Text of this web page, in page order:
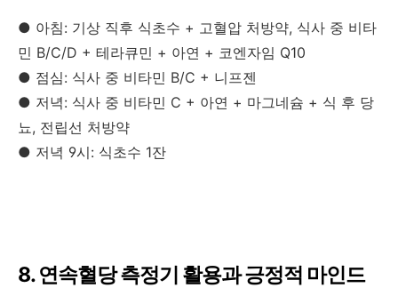
● 아침: 기상 직후 식초수 + 고혈압 처방약, 식사 중 비타
민 B/C/D + 테라큐민 + 아연 + 코엔자임 Q10
● 점심: 식사 중 비타민 B/C + 니프젠
● 저녁: 식사 중 비타민 C + 아연 + 마그네슘 + 식 후 당
뇨, 전립선 처방약
● 저녁 9시: 식초수 1잔
8. 연속혈당 측정기 활용과 긍정적 마인드